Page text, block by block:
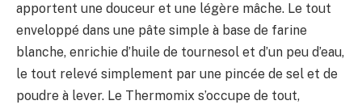
apportent une douceur et une légère mâche. Le tout
enveloppé dans une pâte simple à base de farine
blanche, enrichie d’huile de tournesol et d’un peu d’eau,
le tout relevé simplement par une pincée de sel et de
poudre à lever. Le Thermomix s’occupe de tout,